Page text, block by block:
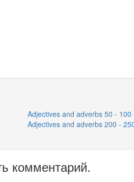
Adjectives and adverbs 50 -
Adjectives and adverbs 200 -
комментарий.